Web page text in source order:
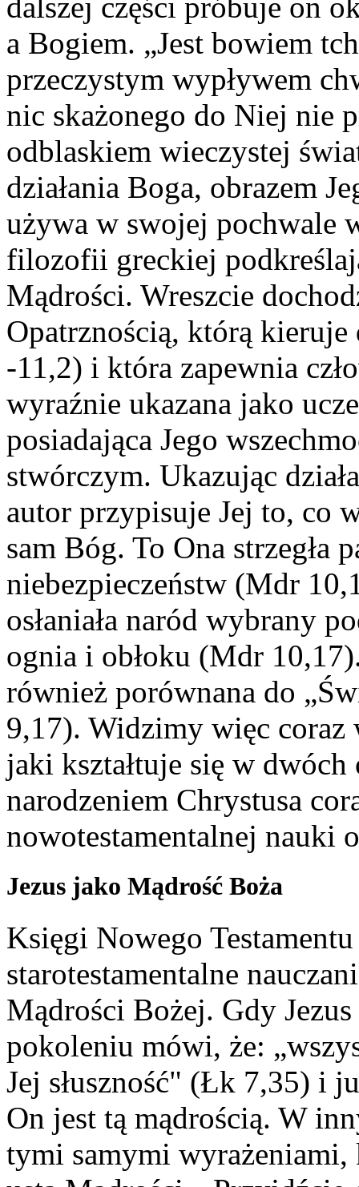
dalszej części próbuje on
a Bogiem. „Jest bowiem
przeczystym wypływem
nic skażonego do Niej nie
odblaskiem wieczystej
działania Boga, obrazem
używa w swojej pochwale
filozofii greckiej
Mądrości. Wreszcie
Opatrznością, którą
-11,2) i która zapewnia
wyraźnie ukazana jako
posiadająca Jego
stwórczym. Ukazując
autor przypisuje Jej to, co
sam Bóg. To Ona strzegła
niebezpieczeństw (Mdr
osłaniała naród wybrany
ognia i obłoku (Mdr
również porównana do
9,17). Widzimy więc coraz
jaki kształtuje się w
narodzeniem Chrystusa
nowotestamentalnej nauki
Jezus jako Mądrość Boża
Księgi Nowego
starotestamentalne
Mądrości Bożej. Gdy
pokoleniu mówi, że:
Jej słuszność" (Łk 7,35) i
On jest tą mądrością. W
tymi samymi wyrażeniami,